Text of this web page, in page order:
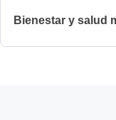
Bienestar y salud